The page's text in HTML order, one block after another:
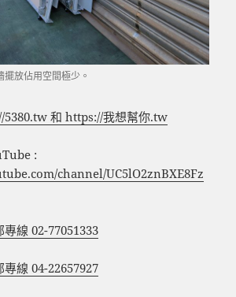
放佔用空間極少。
5380.tw 和 https://我想幫你.tw
:
channel/UC5lO2znBXE8Fz
線 02-77051333
線 04-22657927